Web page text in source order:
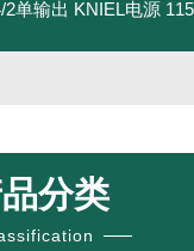
2单输出 KNIEL电源
分类